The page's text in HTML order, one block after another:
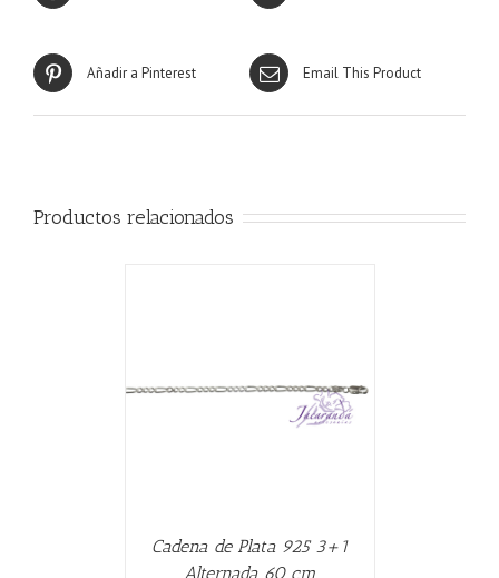
Añadir a Pinterest Email This Product
Productos relacionados
Cadena de Plata 925 3+1
Alternada 60 cm